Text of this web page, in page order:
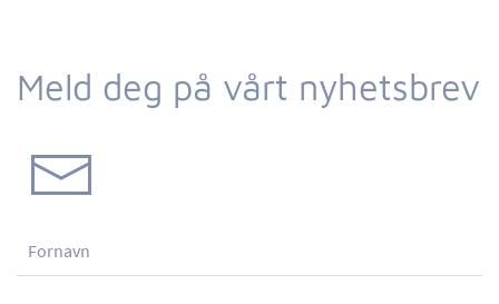
Meld deg på vårt nyhetsbrev